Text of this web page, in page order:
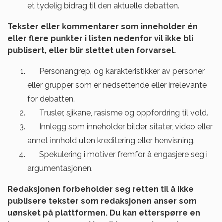
et tydelig bidrag til den aktuelle debatten.
Tekster eller kommentarer som inneholder én
eller flere punkter i listen nedenfor vil ikke bli
publisert, eller blir slettet uten forvarsel.
Personangrep, og karakteristikker av personer
eller grupper som er nedsettende eller irrelevante
for debatten.
Trusler, sjikane, rasisme og oppfordring til vold.
Innlegg som inneholder bilder, sitater, video eller
annet innhold uten kreditering eller henvisning.
Spekulering i motiver fremfor å engasjere seg i
argumentasjonen.
Redaksjonen forbeholder seg retten til å ikke
publisere tekster som redaksjonen anser som
uønsket på plattformen. Du kan etterspørre en